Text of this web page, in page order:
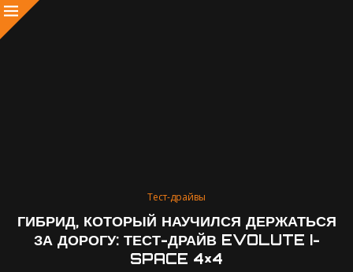
Тест-драйвы
ГИБРИД, КОТОРЫЙ НАУЧИЛСЯ ДЕРЖАТЬСЯ
ЗА ДОРОГУ: ТЕСТ-ДРАЙВ EVOLUTE I-
SPACE 4×4